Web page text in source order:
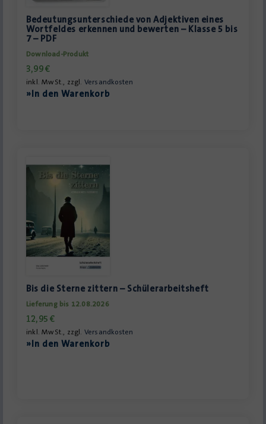
Bedeutungsunterschiede von Adjektiven eines
Wortfeldes erkennen und bewerten – Klasse 5 bis
7 – PDF
Download-Produkt
3,99€
inkl. MwSt., zzgl. Versandkosten
»In den Warenkorb
Bis die Sterne zittern – Schülerarbeitsheft
Lieferung bis 12.08.2026
12,95€
inkl. MwSt., zzgl. Versandkosten
»In den Warenkorb